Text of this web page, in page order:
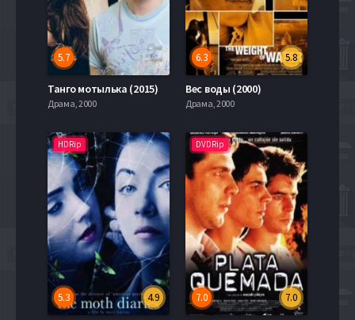
5.7
Танго мотылька (2015)
Драма, 2000
5.8
6.3
Вес воды (2000)
Драма, 2000
HDRip
4.9
5.3
DVDRip
7.0
7.0